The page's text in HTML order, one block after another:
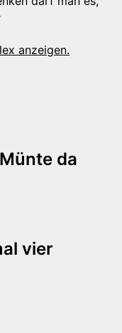
anzeigen.
da
vier